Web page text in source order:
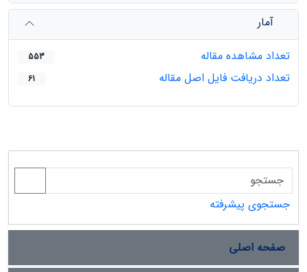
آمار
تعداد مشاهده مقاله
553
تعداد دریافت فایل اصل مقاله 61
جستجوی پیشرفته
صفحه اصلی